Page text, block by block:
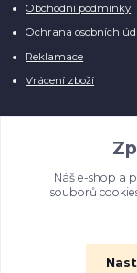
Obchodní podmínky
Ochrana osobních
Reklamace
Vrácení zboží
Manuálně pro Vás
několika z nich je
Omlouváme se, na
Náš e-shop a
souborů